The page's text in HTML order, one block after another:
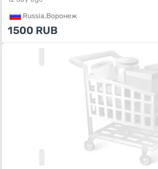
Russia,Воронеж
1500 RUB